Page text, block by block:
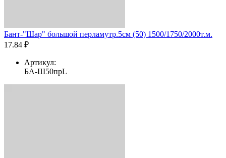
Бант-"Шар" большой перламутр.5см (50) 1500/1750/2000т.м.
17.84 ₽
Артикул:
БА-Ш50прL